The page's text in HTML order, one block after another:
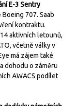
E-3 Sentry
707. Saab
kontraktu.
aktivních letounů,
včetně války v
má zájem také
dohodu o záměru
AWACS podílet